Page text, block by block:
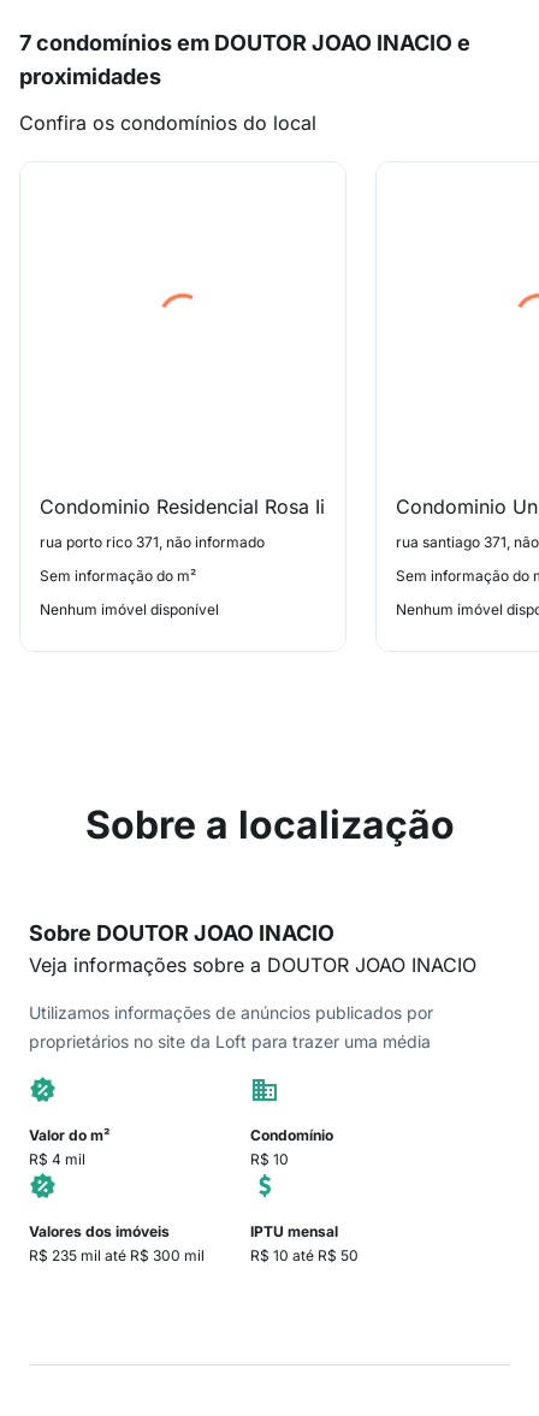
7 condomínios em DOUTOR JOAO INACIO e
proximidades
Confira os condomínios do local
Condominio Residencial Rosa Ii
rua porto rico 371, não informado
Sem informação do m²
Nenhum imóvel disponível
Condominio
rua santiago 371,
Sem informação do
Nenhum imóvel
Sobre a localização
Sobre DOUTOR JOAO INACIO
Veja informações sobre a DOUTOR JOAO INACIO
Utilizamos informações de anúncios publicados por
proprietários no site da Loft para trazer uma média
Valor do m²
R$ 4 mil
Condomínio
R$ 10
Valores dos imóveis
R$ 235 mil até R$ 300 mil
IPTU mensal
R$ 10 até R$ 50